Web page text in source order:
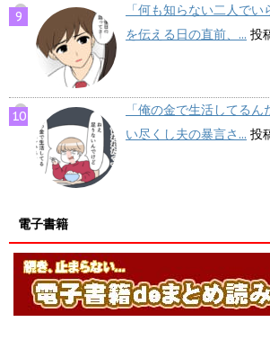
「何も知らない二人で
を伝える日の直前、... 投
「俺の金で生活してる
い尽くし夫の暴言さ... 投
電子書籍